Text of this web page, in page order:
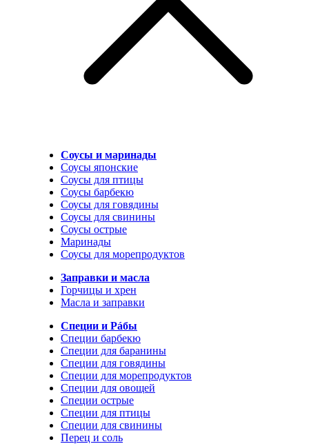
Соусы и маринады
Соусы японские
Соусы для птицы
Соусы барбекю
Соусы для говядины
Соусы для свинины
Соусы острые
Маринады
Соусы для морепродуктов
Заправки и масла
Горчицы и хрен
Масла и заправки
Специи и Рáбы
Специи барбекю
Специи для баранины
Специи для говядины
Специи для морепродуктов
Специи для овощей
Специи острые
Специи для птицы
Специи для свинины
Перец и соль